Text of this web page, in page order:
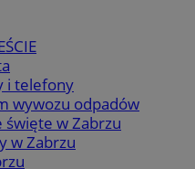
i telefony
wywozu odpadów
święte w Zabrzu
w Zabrzu